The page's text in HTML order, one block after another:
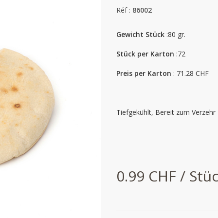
Réf : 86002
Gewicht Stück :80 gr.
Stück per Karton :72
Preis per Karton : 71.28 CHF
Tiefgekühlt, Bereit zum Verzehr
0.99 CHF /